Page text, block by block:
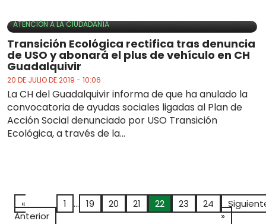
ATENCIÓN A LA CIUDADANÍA
Transición Ecológica rectifica tras denuncia
de USO y abonará el plus de vehículo en CH
Guadalquivir
20 DE JULIO DE 2019 - 10:06
La CH del Guadalquivir informa de que ha anulado la
convocatoria de ayudas sociales ligadas al Plan de
Acción Social denunciado por USO Transición
Ecológica, a través de la...
«
Anterior
1 … 19 20 21 22 23 24
»